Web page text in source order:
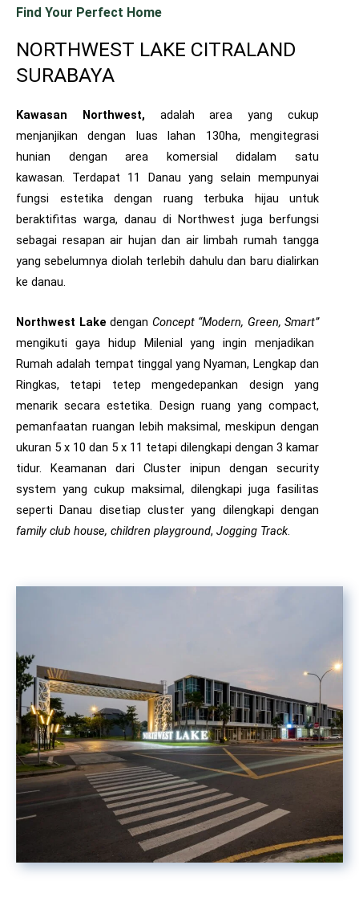
Find Your Perfect Home
NORTHWEST LAKE CITRALAND
SURABAYA
Kawasan Northwest, adalah area yang cukup
menjanjikan dengan luas lahan 130ha, mengitegrasi
hunian dengan area komersial didalam satu
kawasan. Terdapat 11 Danau yang selain mempunyai
fungsi estetika dengan ruang terbuka hijau untuk
beraktifitas warga, danau di Northwest juga berfungsi
sebagai resapan air hujan dan air limbah rumah tangga
yang sebelumnya diolah terlebih dahulu dan baru dialirkan
ke danau.
Northwest Lake dengan Concept “Modern, Green, Smart”
mengikuti gaya hidup Milenial yang ingin menjadikan
Rumah adalah tempat tinggal yang Nyaman, Lengkap dan
Ringkas, tetapi tetep mengedepankan design yang
menarik secara estetika. Design ruang yang compact,
pemanfaatan ruangan lebih maksimal, meskipun dengan
ukuran 5 x 10 dan 5 x 11 tetapi dilengkapi dengan 3 kamar
tidur. Keamanan dari Cluster inipun dengan security
system yang cukup maksimal, dilengkapi juga fasilitas
seperti Danau disetiap cluster yang dilengkapi dengan
family club house, children playground, Jogging Track.